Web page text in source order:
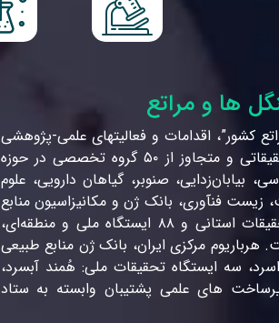
ها و مراتع
کشور”، اقدامات و فعالیت­های علمی-پژوهشی
خود را در ۱۰ بخش و گروه تحقیقاتی و متجاوز از ۵۰ گروه تخصصی در حوزه
بیابان‌زدایی، صنوبر، گیاهان دارویی، علوم
فنآوری، بانک ژن و مکانیزاسیون منابع
طبیعی و در سطح ۳۰ مرکز تحقیقات استانی و ۸۸ ایستگاه ملی و منطقه‌ای،
هرباریوم مرکزی ایران، بانک ژن منابع طبیعی
سه ایستگاه تحقیقات ملی: هُمند آبسرد،
های علمی پشتیبان وابسته به ستاد